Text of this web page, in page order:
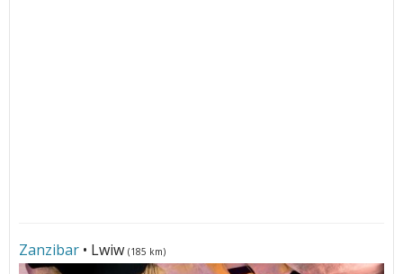
Zanzibar • Lwiw (185 km)